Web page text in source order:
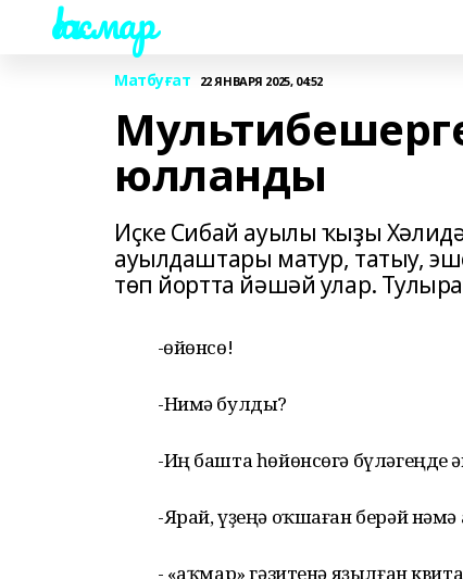
Һаҡмар
Матбуғат 22 ЯНВАРЯ 2025, 04:52
юлланды
Иҫке Сибай ауылы ҡыҙы
ауылдаштары матур, татыу,
төп йортта йәшәй улар.
-Һөйөнсө!
-Нимә булды?
-Иң башта һөйөнсөгә бүләгеңде
-Ярай, үҙеңә оҡшаған берәй
- «Һаҡмар» гәзитенә яҙылған